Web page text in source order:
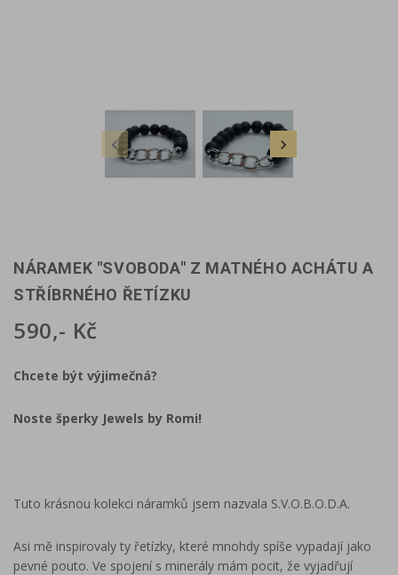
 
NÁRAMEK "SVOBODA" Z MATNÉHO ACHÁTU A
STŘÍBRNÉHO ŘETÍZKU
590,- Kč
Chcete být výjimečná?
Noste šperky Jewels by Romi!
Tuto krásnou kolekci náramků jsem nazvala S.V.O.B.O.D.A.
Asi mě inspirovaly ty řetízky, které mnohdy spíše vypadají jako
pevné pouto. Ve spojení s minerály mám pocit, že vyjadřují